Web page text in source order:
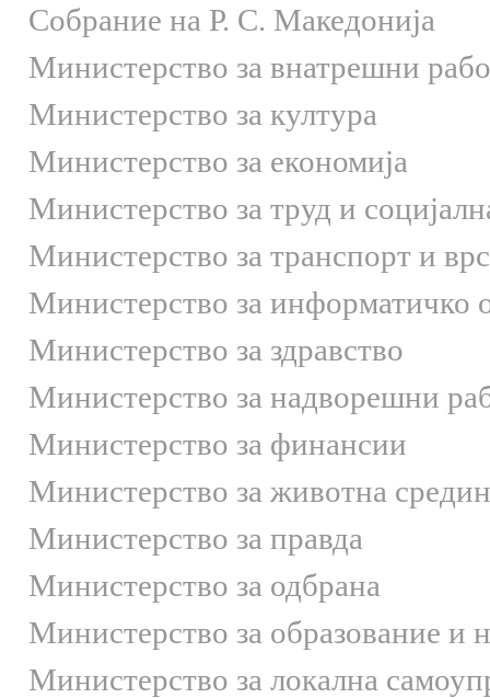
Собрание на Р. С. Македонија
Министерство за внатрешни
Министерство за култура
Министерство за економија
Министерство за труд и
Министерство за транспорт и
Министерство за информатичко
Министерство за здравство
Министерство за надворешни
Министерство за финансии
Министерство за животна
Министерство за правда
Министерство за одбрана
Министерство за образование и
Министерство за локална